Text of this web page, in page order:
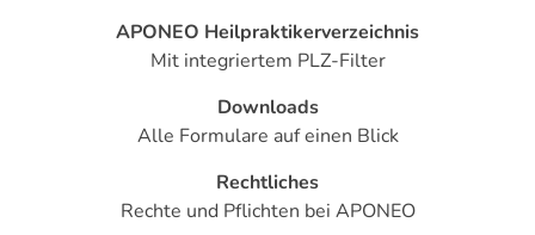
APONEO Heilpraktikerverzeichnis
Mit integriertem PLZ-Filter
Downloads
Alle Formulare auf einen Blick
Rechtliches
Rechte und Pflichten bei APONEO